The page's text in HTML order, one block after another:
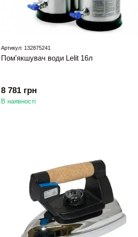
Артикул: 132875241
Пом'якшувач води Lelit 16л
8 781 грн
В наявності